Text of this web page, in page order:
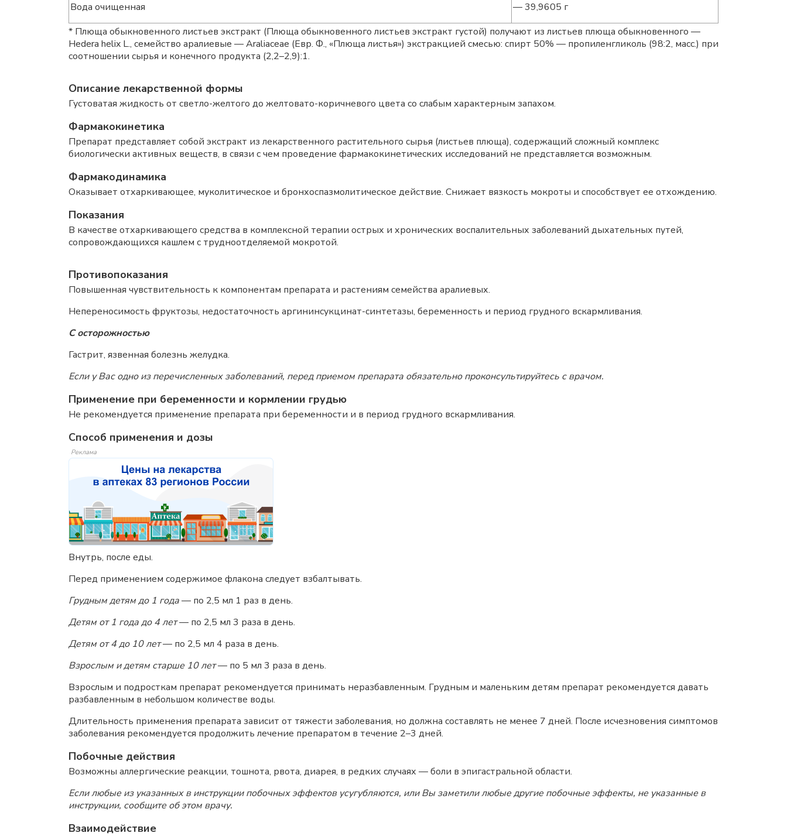
Вода очищенная
— 39,9605 г
* Плюща обыкновенного листьев экстракт (Плюща обыкновенного листьев экстракт густой) получают из листьев плюща обыкновенного —
Hedera helix L., семейство аралиевые — Araliaceae (Евр. Ф., «Плюща листья») экстракцией смесью: спирт 50% — пропиленгликоль (98:2, масс.) при
соотношении сырья и конечного продукта (2,2–2,9):1.
Описание лекарственной формы
Густоватая жидкость от светло-желтого до желтовато-коричневого цвета со слабым характерным запахом.
Фармакокинетика
Препарат представляет собой экстракт из лекарственного растительного сырья (листьев плюща), содержащий сложный комплекс
биологически активных веществ, в связи с чем проведение фармакокинетических исследований не представляется возможным.
Фармакодинамика
Оказывает отхаркивающее, муколитическое и бронхоспазмолитическое действие. Снижает вязкость мокроты и способствует ее отхождению.
Показания
В качестве отхаркивающего средства в комплексной терапии острых и хронических воспалительных заболеваний дыхательных путей,
сопровождающихся кашлем с трудноотделяемой мокротой.
Противопоказания
Повышенная чувствительность к компонентам препарата и растениям семейства аралиевых.
Непереносимость фруктозы, недостаточность аргининсукцинат-синтетазы, беременность и период грудного вскармливания.
С осторожностью
Гастрит, язвенная болезнь желудка.
Если у Вас одно из перечисленных заболеваний, перед приемом препарата обязательно проконсультируйтесь с врачом.
Применение при беременности и кормлении грудью
Не рекомендуется применение препарата при беременности и в период грудного вскармливания.
Способ применения и дозы
Реклама
Внутрь, после еды.
Перед применением содержимое флакона следует взбалтывать.
Грудным детям до 1 года— по 2,5 мл 1 раз в день.
Детям от 1 года до 4 лет— по 2,5 мл 3 раза в день.
Детям от 4 до 10 лет— по 2,5 мл 4 раза в день.
Взрослым и детям старше 10 лет— по 5 мл 3 раза в день.
Взрослым и подросткам препарат рекомендуется принимать неразбавленным. Грудным и маленьким детям препарат рекомендуется давать
разбавленным в небольшом количестве воды.
Длительность применения препарата зависит от тяжести заболевания, но должна составлять не менее 7 дней. После исчезновения симптомов
заболевания рекомендуется продолжить лечение препаратом в течение 2–3 дней.
Побочные действия
Возможны аллергические реакции, тошнота, рвота, диарея, в редких случаях — боли в эпигастральной области.
Если любые из указанных в инструкции побочных эффектов усугубляются, или Вы заметили любые другие побочные эффекты, не указанные в
инструкции, сообщите об этом врачу.
Взаимодействие